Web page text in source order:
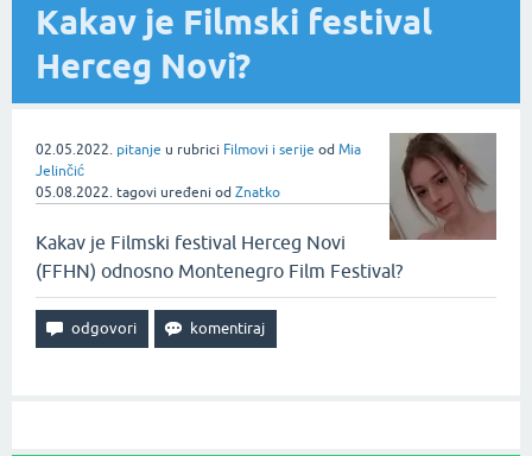
Kakav je Filmski festival
Herceg Novi?
02.05.2022. pitanje u rubrici Filmovi i serije od Mia
Jelinčić
05.08.2022. tagovi uređeni od Znatko
Kakav je Filmski festival Herceg Novi
(FFHN) odnosno Montenegro Film Festival?